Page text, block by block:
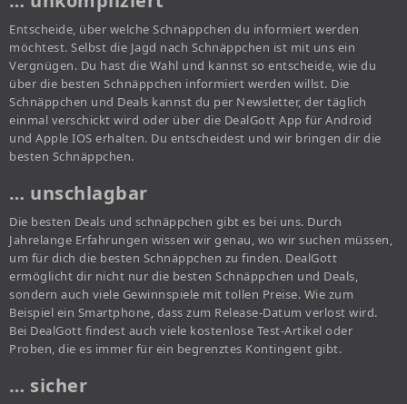
Entscheide, über welche Schnäppchen du informiert werden
möchtest. Selbst die Jagd nach Schnäppchen ist mit uns ein
Vergnügen. Du hast die Wahl und kannst so entscheide, wie du
über die besten Schnäppchen informiert werden willst. Die
Schnäppchen und Deals kannst du per Newsletter, der täglich
einmal verschickt wird oder über die DealGott App für Android
und Apple IOS erhalten. Du entscheidest und wir bringen dir die
besten Schnäppchen.
… unschlagbar
Die besten Deals und schnäppchen gibt es bei uns. Durch
Jahrelange Erfahrungen wissen wir genau, wo wir suchen müssen,
um für dich die besten Schnäppchen zu finden. DealGott
ermöglicht dir nicht nur die besten Schnäppchen und Deals,
sondern auch viele Gewinnspiele mit tollen Preise. Wie zum
Beispiel ein Smartphone, dass zum Release-Datum verlost wird.
Bei DealGott findest auch viele kostenlose Test-Artikel oder
Proben, die es immer für ein begrenztes Kontingent gibt.
… sicher